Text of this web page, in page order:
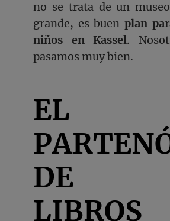
no se trata de un
grande, es buen plan
niños en Kassel.
pasamos muy bien.
EL
DE
LIBROS